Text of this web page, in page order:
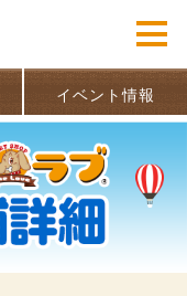
イベント情報